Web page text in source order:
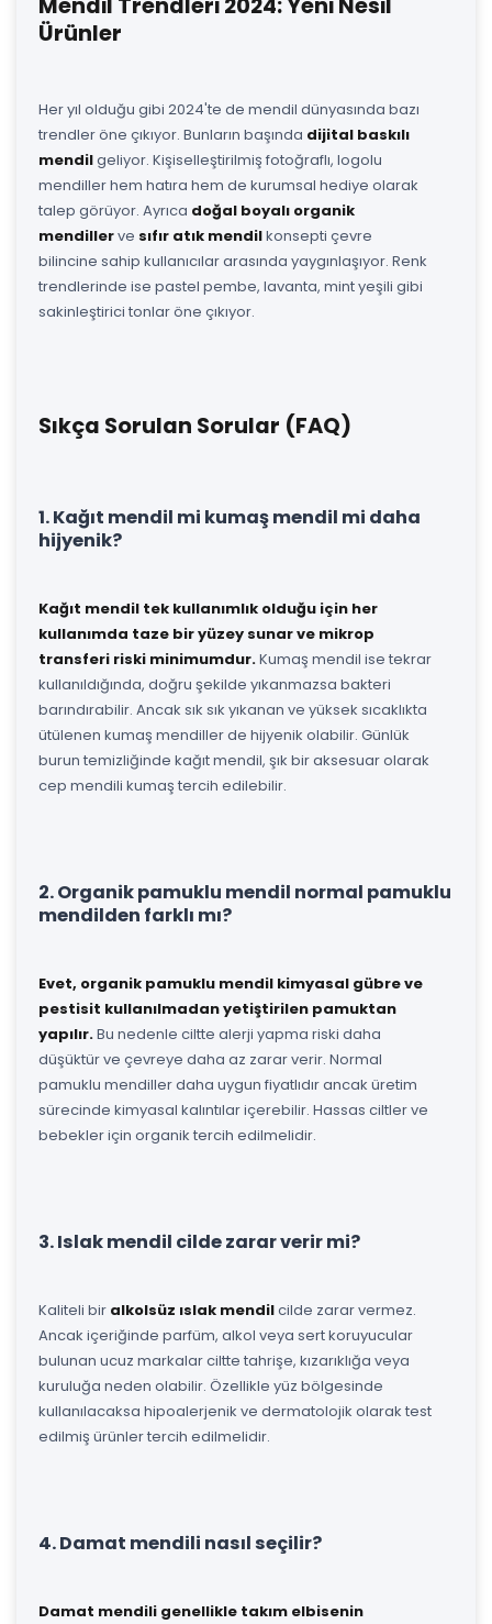
Ürünler
Her yıl olduğu gibi 2024'te de mendil dünyasında bazı
trendler öne çıkıyor. Bunların başında dijital baskılı
mendilgeliyor. Kişiselleştirilmiş fotoğraflı, logolu
mendiller hem hatıra hem de kurumsal hediye olarak
talep görüyor. Ayrıca doğal boyalı organik
mendillerve sıfır atık mendilkonsepti çevre
bilincine sahip kullanıcılar arasında yaygınlaşıyor. Renk
trendlerinde ise pastel pembe, lavanta, mint yeşili gibi
sakinleştirici tonlar öne çıkıyor.
Sıkça Sorulan Sorular (FAQ)
1. Kağıt mendil mi kumaş mendil mi daha
hijyenik?
Kağıt mendil tek kullanımlık olduğu için her
kullanımda taze bir yüzey sunar ve mikrop
transferi riski minimumdur.Kumaş mendil ise tekrar
kullanıldığında, doğru şekilde yıkanmazsa bakteri
barındırabilir. Ancak sık sık yıkanan ve yüksek sıcaklıkta
ütülenen kumaş mendiller de hijyenik olabilir. Günlük
burun temizliğinde kağıt mendil, şık bir aksesuar olarak
cep mendili kumaş tercih edilebilir.
2. Organik pamuklu mendil normal pamuklu
mendilden farklı mı?
Evet, organik pamuklu mendil kimyasal gübre ve
pestisit kullanılmadan yetiştirilen pamuktan
yapılır.Bu nedenle ciltte alerji yapma riski daha
düşüktür ve çevreye daha az zarar verir. Normal
pamuklu mendiller daha uygun fiyatlıdır ancak üretim
sürecinde kimyasal kalıntılar içerebilir. Hassas ciltler ve
bebekler için organik tercih edilmelidir.
3. Islak mendil cilde zarar verir mi?
Kaliteli bir alkolsüz ıslak mendilcilde zarar vermez.
Ancak içeriğinde parfüm, alkol veya sert koruyucular
bulunan ucuz markalar ciltte tahrişe, kızarıklığa veya
kuruluğa neden olabilir. Özellikle yüz bölgesinde
kullanılacaksa hipoalerjenik ve dermatolojik olarak test
edilmiş ürünler tercih edilmelidir.
4. Damat mendili nasıl seçilir?
Damat mendili genellikle takım elbisenin